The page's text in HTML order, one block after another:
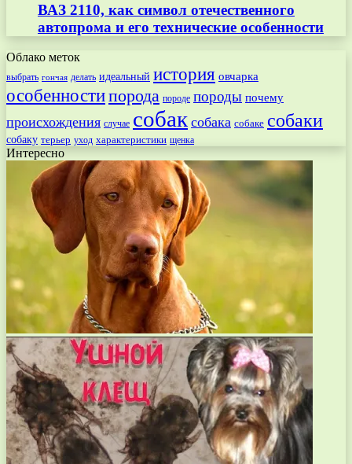
ВАЗ 2110, как символ отечественного
автопрома и его технические особенности
Облако меток
выбрать гончая делать идеальный история овчарка
особенностипорода породе породы почему
происхождения случае собак собака собаке собаки
собаку терьер уход характеристики щенка
Интересно